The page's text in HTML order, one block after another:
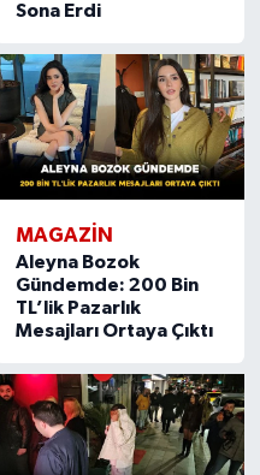
Sona Erdi
MAGAZIN
Aleyna Bozok
Gündemde: 200 Bin
TL’lik Pazarlık
Mesajları Ortaya Çıktı